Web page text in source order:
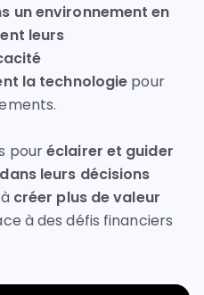
un environnement en
leurs
la technologie pour
pouréclairer et guider
leurs décisions
créer plus de valeur
à des défis financiers